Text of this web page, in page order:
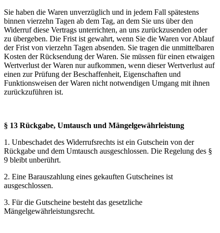
Sie haben die Waren unverzüglich und in jedem Fall spätestens
binnen vierzehn Tagen ab dem Tag, an dem Sie uns über den
Widerruf diese Vertrags unterrichten, an uns zurückzusenden oder
zu übergeben. Die Frist ist gewahrt, wenn Sie die Waren vor Ablauf
der Frist von vierzehn Tagen absenden. Sie tragen die unmittelbaren
Kosten der Rücksendung der Waren. Sie müssen für einen etwaigen
Wertverlust der Waren nur aufkommen, wenn dieser Wertverlust auf
einen zur Prüfung der Beschaffenheit, Eigenschaften und
Funktionsweisen der Waren nicht notwendigen Umgang mit ihnen
zurückzuführen ist.
§ 13 Rückgabe, Umtausch und Mängelgewährleistung
1. Unbeschadet des Widerrufsrechts ist ein Gutschein von der
Rückgabe und dem Umtausch ausgeschlossen. Die Regelung des §
9 bleibt unberührt.
2. Eine Barauszahlung eines gekauften Gutscheines ist
ausgeschlossen.
3. Für die Gutscheine besteht das gesetzliche
Mängelgewährleistungsrecht.